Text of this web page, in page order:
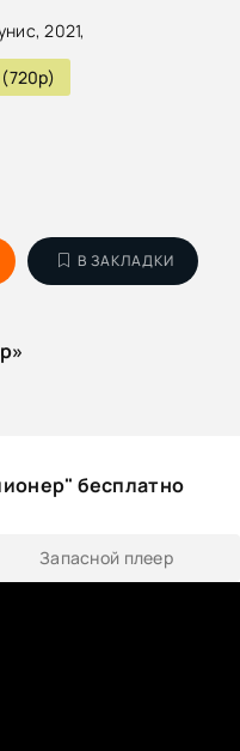
2021,
(720p)
В ЗАКЛАДКИ
бесплатно
Запасной плеер